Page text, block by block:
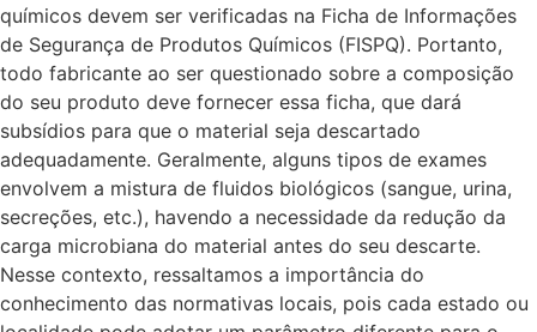
químicos devem ser verificadas na Ficha de Informações
de Segurança de Produtos Químicos (FISPQ). Portanto,
todo fabricante ao ser questionado sobre a composição
do seu produto deve fornecer essa ficha, que dará
subsídios para que o material seja descartado
adequadamente. Geralmente, alguns tipos de exames
envolvem a mistura de fluidos biológicos (sangue, urina,
secreções, etc.), havendo a necessidade da redução da
carga microbiana do material antes do seu descarte.
Nesse contexto, ressaltamos a importância do
conhecimento das normativas locais, pois cada estado ou